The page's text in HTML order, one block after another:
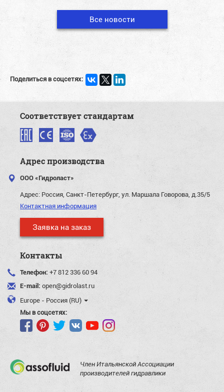
Все новости
Поделиться в соцсетях:
Соответствует стандартам
Адрес производства
ООО «Гидроласт»
Адрес: Россия, Санкт-Петербург, ул. Маршала Говорова, д.35/5
Контактная информация
Заявка на заказ
Контакты
Телефон: +7 812 336 60 94
E-mail: open@gidrolast.ru
Europe - Россия (RU)
Мы в соцсетях:
Член Итальянской Ассоциации
производителей гидравлики